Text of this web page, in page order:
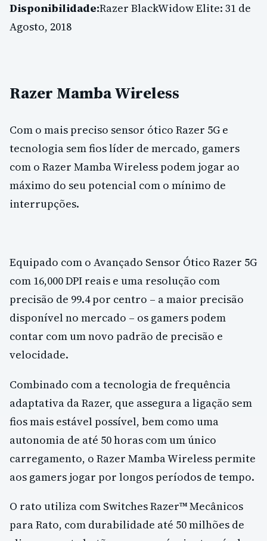
Disponibilidade:Razer BlackWidow Elite: 31 de
Agosto, 2018
Razer Mamba Wireless
Com o mais preciso sensor ótico Razer 5G e
tecnologia sem fios líder de mercado, gamers
com o Razer Mamba Wireless podem jogar ao
máximo do seu potencial com o mínimo de
interrupções.
Equipado com o Avançado Sensor Ótico Razer 5G
com 16,000 DPI reais e uma resolução com
precisão de 99.4 por centro – a maior precisão
disponível no mercado – os gamers podem
contar com um novo padrão de precisão e
velocidade.
Combinado com a tecnologia de frequência
adaptativa da Razer, que assegura a ligação sem
fios mais estável possível, bem como uma
autonomia de até 50 horas com um único
carregamento, o Razer Mamba Wireless permite
aos gamers jogar por longos períodos de tempo.
O rato utiliza com Switches Razer™ Mecânicos
para Rato, com durabilidade até 50 milhões de